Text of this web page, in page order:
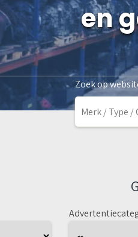
en
Zoek op